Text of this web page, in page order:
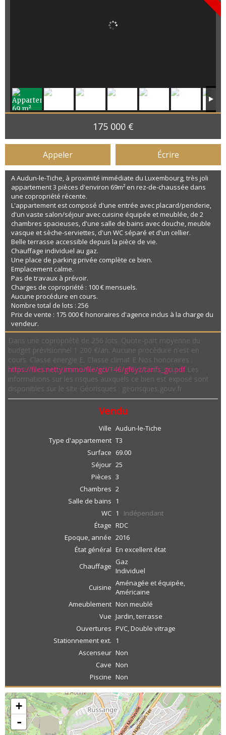
175 000 €
Appeler Écrire
A Audun-le-Tiche, à proximité immédiate du Luxembourg, très joli
appartement 3 pièces d'environ 69m² en rez-de-chaussée dans
une copropriété récente.
L'appartement est composé d'une entrée avec placard/penderie,
d'un vaste salon/séjour avec cuisine équipée et meublée, de 2
chambres spacieuses, d'une salle de bains avec douche, meuble
vasque et sèche-serviettes, d'un WC séparé et d'un cellier.
Belle terrasse accessible depuis la pièce de vie.
Chauffage individuel au gaz.
Une place de parking privée complète ce bien.
Emplacement calme.
Pas de travaux à prévoir.
Charges de copropriété : 100 € mensuels.
Aucune procédure en cours.
Nombre total de lots : 256
Prix de vente : 175 000 € honoraires d'agence inclus à la charge du
vendeur.
Dans une copropriété de 256 lots. Quote-part moyenne du
budget prévisionnel 1 200 €/an. Aucune procédure n'est en
cours. Classe énergie E, Classe climat E Nos honoraires :
https://files.netty.immo/file/gci/146/gf6yz/tarifs_gci.pdfLes
informations sur les risques auxquels ce bien est exposé sont
disponibles sur le site Géorisques : georisques.gouv.fr
Vendu
Ville Audun-le-Tiche
Type d'appartement T3
Surface 69.00
Séjour 25
Pièces 3
Chambres 2
Salle de bains 1
WC 1 Indépendant
Étage RDC
Epoque, année 2016
État général En excellent état
Chauffage Gaz
Individuel
Cuisine Aménagée et équipée,
Américaine
Ameublement Non meublé
Vue Jardin, terrasse
Ouvertures PVC, Double vitrage
Stationnement ext. 1
Ascenseur Non
Cave Non
Piscine Non
+
-